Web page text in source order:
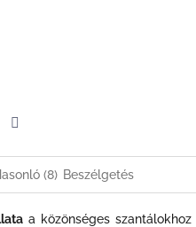
(8) Beszélgetés
a közönséges szantálokhoz